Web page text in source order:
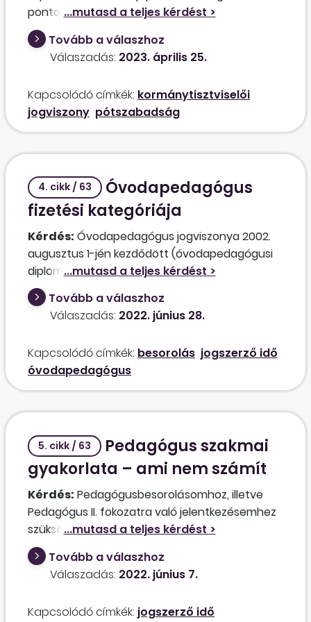
fentieknek megfelelően, tömbösítve szerdán,
pontosan mikortól jár a kormánytisztviselő
részére? Szerintünk, ha év közben tölti be az 50.
életévét, akkor onnantól, időarányosan kell
számolni a 3 napot, és nem az 50. életév
nap.
Tovább a válaszhoz
Válaszadás: 2023. április 25.
Kapcsolódó címkék: kormánytisztviselői
jogviszony pótszabadság
4. cikk / 63
Óvodapedagógus
fizetési kategóriája
Kérdés: Óvodapedagógus jogviszonya 2002.
augusztus 1-jén kezdődött (óvodapedagógusi
diploma megszerzése: 2002. június 14.),
besorolásakor figyelembe vették a
mezőgazdasági szövetkezeti tagságát (1987.
VII. 1. – 1989. XII. 31.), segítő családtagságát (1991.
jogviszonyát (1991. XI. 26. – 1992. VI. 30.). Jogos
volt-e a figyelembevétel? Ezen időszakokat
figyelembe lehet-e venni a közalkalmazotti
jogviszony besorolásához?
Tovább a válaszhoz
Válaszadás: 2022. június 28.
Kapcsolódó címkék: besorolás jogszerző idő
óvodapedagógus
5. cikk / 63
Pedagógus szakmai
gyakorlata – ami nem számít
Kérdés: Pedagógusbesorolásomhoz, illetve
Pedagógus II. fokozatra való jelentkezésemhez
szükséges szakmai gyakorlat számítása
kapcsán vitába keveredtem az
intézményvezetőmmel. Kérem szíves
segítségüket, hogy az alábbi munkaviszonyaim
–2012-2015 között a református egyház
Tovább a válaszhoz
Válaszadás: 2022. június 7.
Kapcsolódó címkék: jogszerző idő